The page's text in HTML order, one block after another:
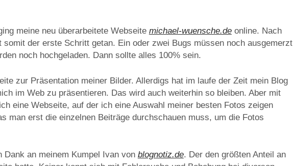
meine neu überarbeitete Webseite michael-wuensche.deonline. Nach
der erste Schritt getan. Ein oder zwei Bugs müssen noch ausgemerzt
noch hochgeladen. Dann sollte alles 100% sein.
zur Präsentation meiner Bilder. Allerdigs hat im laufe der Zeit mein Blog
im Web zu präsentieren. Das wird auch weiterhin so bleiben. Aber mit
eine Webseite, auf der ich eine Auswahl meiner besten Fotos zeigen
man erst die einzelnen Beiträge durchschauen muss, um die Fotos
Dank an meinem Kumpel Ivan von blognotiz.de. Der den größten Anteil an